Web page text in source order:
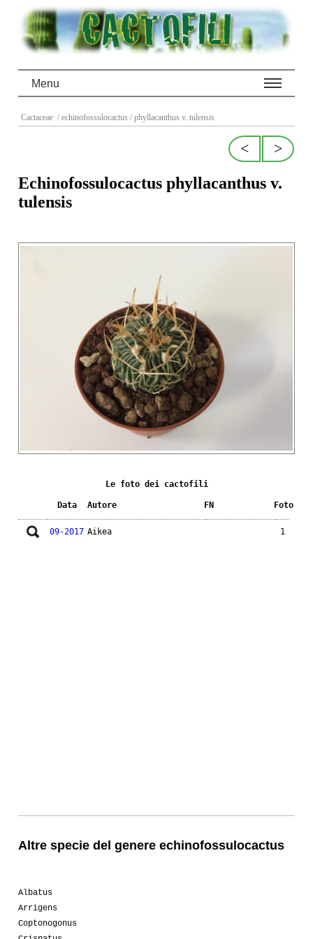
Menu
Cactaceae / echinofossulocactus / phyllacanthus v. tulensis
>
<
Echinofossulocactus phyllacanthus v.
tulensis
Le foto dei cactofili
Data Autore FN Foto
09-2017 Aikea 1
Altre specie del genere echinofossulocactus
Albatus
Arrigens
Coptonogonus